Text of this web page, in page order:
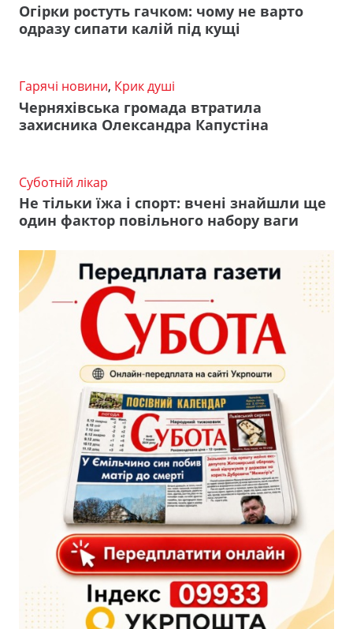
Огірки ростуть гачком: чому не варто
одразу сипати калій під кущі
Гарячі новини, Крик душі
Черняхівська громада втратила
захисника Олександра Капустіна
Суботній лікар
Не тільки їжа і спорт: вчені знайшли ще
один фактор повільного набору ваги